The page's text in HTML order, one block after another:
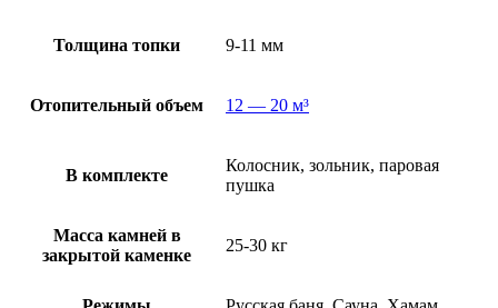
Толщина топки 9-11 мм
Отопительный объем 12 — 20 м³
В комплекте
Колосник, зольник, паровая
пушка
Масса камней в
закрытой каменке
25-30 кг